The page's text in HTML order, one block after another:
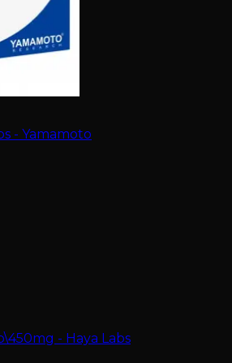
- Yamamoto
- Haya Labs